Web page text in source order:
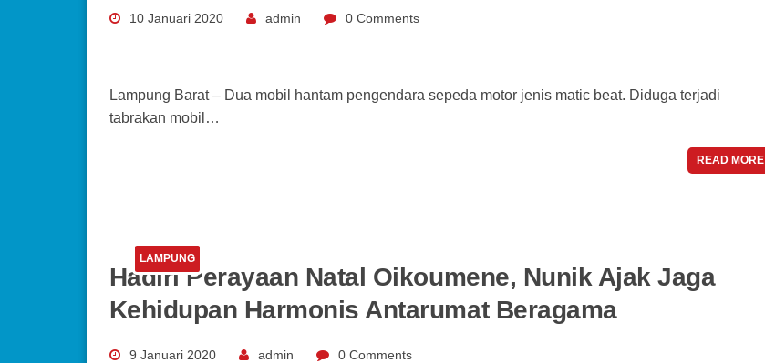
10 Januari 2020 admin 0 Comments
Lampung Barat – Dua mobil hantam pengendara sepeda motor jenis matic beat. Diduga terjadi
tabrakan mobil…
READ MORE
LAMPUNG
Hadiri Perayaan Natal Oikoumene, Nunik Ajak Jaga
Kehidupan Harmonis Antarumat Beragama
9 Januari 2020 admin 0 Comments